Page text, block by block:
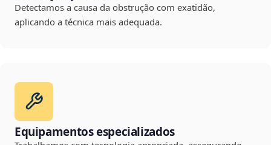
Detectamos a causa da obstrução com exatidão,
aplicando a técnica mais adequada.
Equipamentos especializados